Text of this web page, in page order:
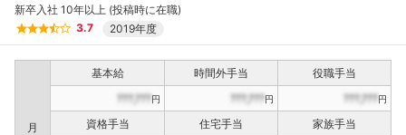
新卒入社 10年以上 (投稿時に在職)
3.7
2019年度
月
基本給 時間外手当
役職手当
???,???円 ???,???円 ???,???円
資格手当 住宅手当
家族手当